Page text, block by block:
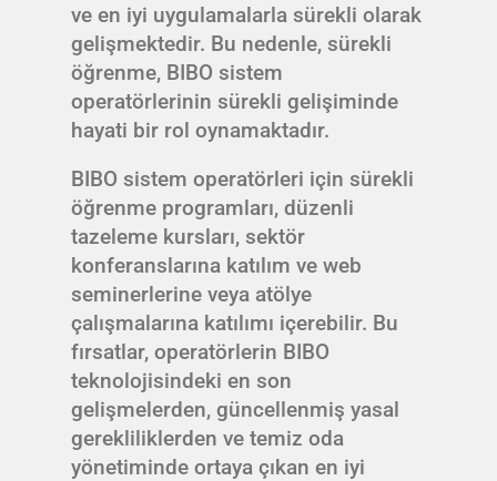
ve en iyi uygulamalarla sürekli olarak
gelişmektedir. Bu nedenle, sürekli
öğrenme, BIBO sistem
operatörlerinin sürekli gelişiminde
hayati bir rol oynamaktadır.
BIBO sistem operatörleri için sürekli
öğrenme programları, düzenli
tazeleme kursları, sektör
konferanslarına katılım ve web
seminerlerine veya atölye
çalışmalarına katılımı içerebilir. Bu
fırsatlar, operatörlerin BIBO
teknolojisindeki en son
gelişmelerden, güncellenmiş yasal
gerekliliklerden ve temiz oda
yönetiminde ortaya çıkan en iyi